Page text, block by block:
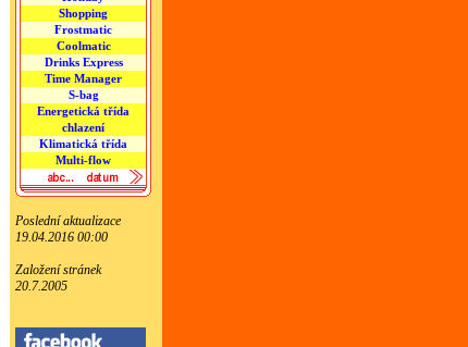
Shopping
Frostmatic
Coolmatic
Drinks Express
Time Manager
S-bag
Energetická třída
chlazení
Klimatická třída
Multi-flow
Poslední aktualizace
19.04.2016 00:00
Založení stránek
20.7.2005